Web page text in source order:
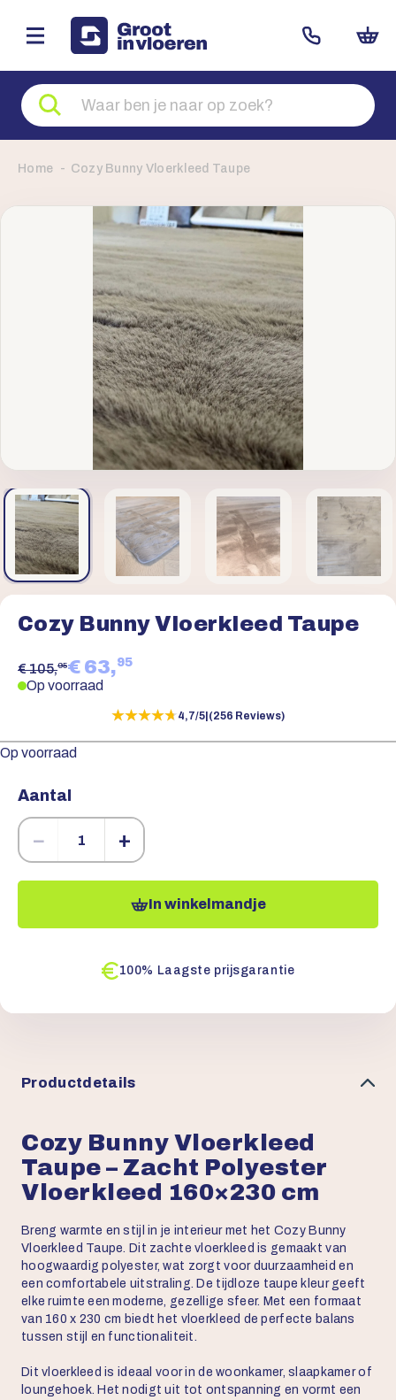
Zoeken
naar
producten
Home Cozy Bunny Vloerkleed Taupe
Cozy Bunny Vloerkleed Taupe
€ 105,95€ 63,95
Op voorraad
★★★★★
★★★★★4,7/5 (256 Reviews)
Op voorraad
Aantal
− +
In winkelmandje
100% Laagste prijsgarantie
Productdetails
Cozy Bunny Vloerkleed
Taupe – Zacht Polyester
Vloerkleed 160×230 cm
Breng warmte en stijl in je interieur met het Cozy Bunny
Vloerkleed Taupe. Dit zachte vloerkleed is gemaakt van
hoogwaardig polyester, wat zorgt voor duurzaamheid en
een comfortabele uitstraling. De tijdloze taupe kleur geeft
elke ruimte een moderne, gezellige sfeer. Met een formaat
van 160 x 230 cm biedt het vloerkleed de perfecte balans
tussen stijl en functionaliteit.
Dit vloerkleed is ideaal voor in de woonkamer, slaapkamer of
loungehoek. Het nodigt uit tot ontspanning en vormt een